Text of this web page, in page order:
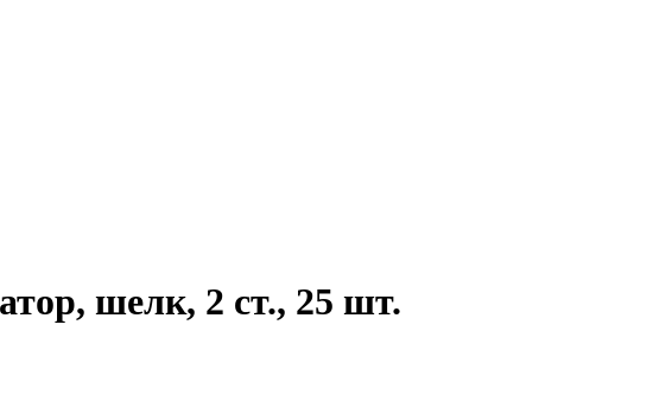
шелк, 2 ст., 25 шт.